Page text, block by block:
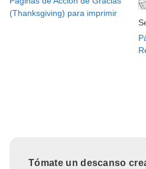
(Thanksgiving) para imprimir
Tómate un descanso